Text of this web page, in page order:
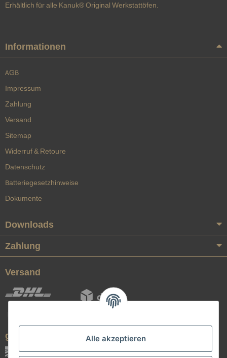
Alle akzeptieren
Erhältlich für alle Kanuk® Original Werkstattöfen.
Informationen
AGB
Impressum
Zahlung
Versand
Sitemap
Widerruf & Retoure
Datenschutz
Batteriegesetzhinweise
Dokumente
Downloads
Zahlung
Versand
geprüfte Qualität